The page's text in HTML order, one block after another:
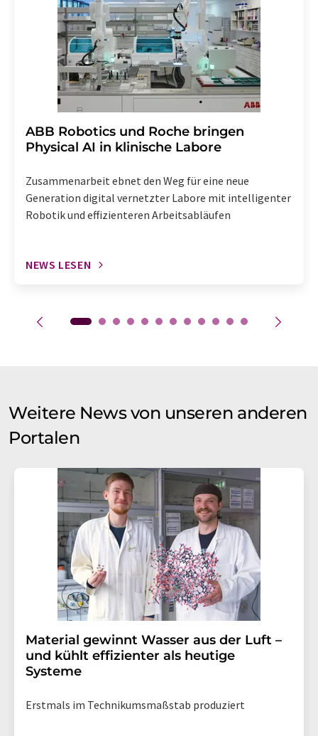
Abbestellung des entsprechenden Newsletters
enthalten.
​​​​​​​ABB Robotics und Roche bringen
Physical AI in klinische Labore
Zusammenarbeit ebnet den Weg für eine neue
Generation digital vernetzter Labore mit intelligenter
Robotik und effizienteren Arbeitsabläufen
NEWS LESEN
Weitere News von unseren anderen
Portalen
Material gewinnt Wasser aus der Luft –
und kühlt effizienter als heutige
Systeme
Erstmals im Technikumsmaßstab produziert